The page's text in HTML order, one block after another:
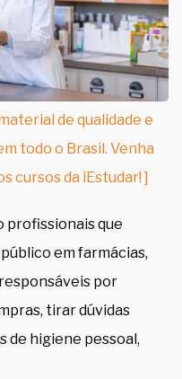
de qualidade e
todo o Brasil. Venha
cursos da iEstudar! ]
profissionais que
em farmácias,
por
tirar dúvidas
de higiene pessoal,